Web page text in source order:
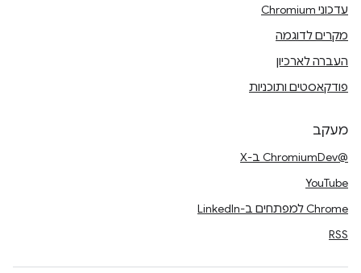
עדכוני Chromium
מקרים לדוגמה
העברה לארכיון
פודקאסטים ותוכניות
מעקב
@ChromiumDev ב-X
YouTube
Chrome למפתחים ב-LinkedIn
RSS